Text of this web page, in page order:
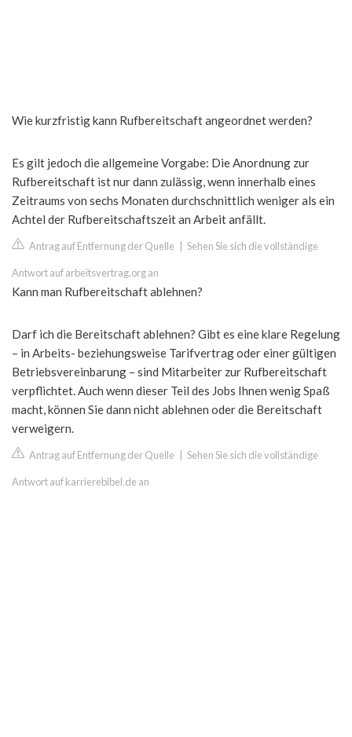
Wie kurzfristig kann Rufbereitschaft angeordnet werden?
Es gilt jedoch die allgemeine Vorgabe: Die Anordnung zur
Rufbereitschaft ist nur dann zulässig, wenn innerhalb eines
Zeitraums von sechs Monaten durchschnittlich weniger als ein
Achtel der Rufbereitschaftszeit an Arbeit anfällt.
Antrag auf Entfernung der Quelle Sehen Sie sich die vollständige
Antwort auf arbeitsvertrag.org an
Kann man Rufbereitschaft ablehnen?
Darf ich die Bereitschaft ablehnen? Gibt es eine klare Regelung
– in Arbeits- beziehungsweise Tarifvertrag oder einer gültigen
Betriebsvereinbarung – sind Mitarbeiter zur Rufbereitschaft
verpflichtet. Auch wenn dieser Teil des Jobs Ihnen wenig Spaß
macht, können Sie dann nicht ablehnen oder die Bereitschaft
verweigern.
Antrag auf Entfernung der Quelle Sehen Sie sich die vollständige
Antwort auf karrierebibel.de an